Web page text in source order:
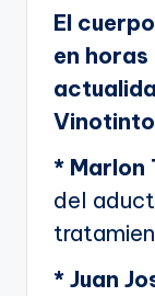
El
en horas
* Marlon
del
* Juan